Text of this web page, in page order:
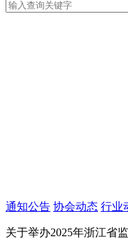
通知公告 协会动态 行业
关于举办2025年浙江省